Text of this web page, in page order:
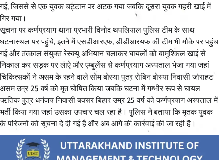
गई, जिससे से एक युवक चट्टान पर अटक गया जबकि दूसरा युवक गहरी खाई में
गिर गया।
सूचना पर कर्णप्रयाग थाना प्रभारी विनोद थपलियाल पुलिस टीम के साथ
घटनास्थल पर पहुंचे, इतने में एसडीआरएफ, डीडीआरयफ की टीम भी मौके पर पहुंच
गई और तत्काल संयुक्त रेस्क्यू अभियान चलाकर घायलों को बामुश्किल खाई से
निकाल कर सड़क पर लाऐ और एम्बुलेंस से कर्णप्रयाग अस्पताल भेजा गया जहां
चिकित्सकों ने असम के रहने वाले सोम बोस्या पुत्र रोबिन बोस्या निवासी जोराहट
असम उम्र 25 वर्ष को मृत घोषित किया जबकि घटना में गम्भीर रूप से घायल
ऋतिक पुत्र धनंजय निवासी बक्सर बिहार उम्र 25 वर्ष को कर्णप्रयाग अस्पताल में
भर्ती किया गया जहां उसका उपचार चल रहा है। पुलिस ने बताया कि मृतक युवक
के परिजनों को सूचना दे दी गई है और अब आगे की कार्रवाई की जा रही है।